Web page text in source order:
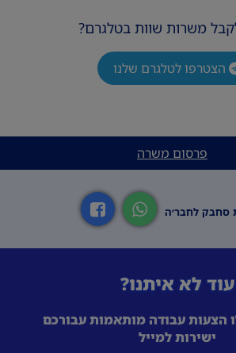
משרות שוות בטלגרם?
הצטרפו לטלגרם שלנו
פרסום משרה
סחבק לחבר׳ה
עוד לא איתנו?
הצעות עבודה מותאמות עבורכם
ישירות למייל